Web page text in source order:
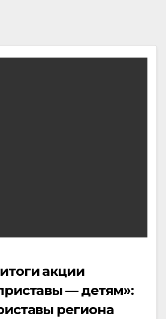
акции
— детям»:
региона